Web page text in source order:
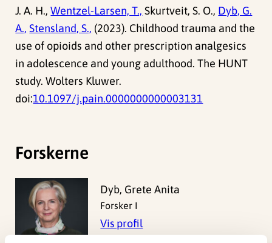
J. A. H.,Wentzel-Larsen, T., Skurtveit, S. O., Dyb, G.
A., Stensland, S., (2023). Childhood trauma and the
use of opioids and other prescription analgesics
in adolescence and young adulthood. The HUNT
study. Wolters Kluwer.
doi:10.1097/j.pain.0000000000003131
Forskerne
Dyb, Grete Anita
Forsker I
Vis profil